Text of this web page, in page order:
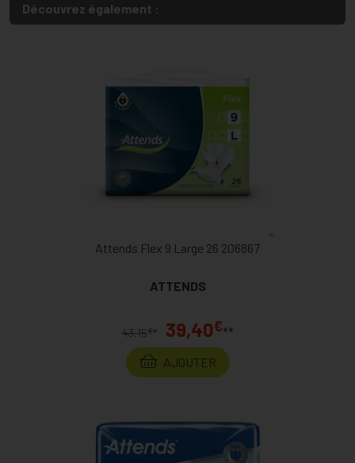
Découvrez également :
Attends Flex 9 Large 26 206867
ATTENDS
43,15€ * 39,40€**
AJOUTER